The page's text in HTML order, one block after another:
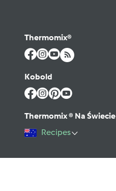
Thermomix®
Kobold
Thermomix ® Na Świecie
Recipes